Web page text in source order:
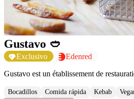
Gustavo 🥙
Exclusivo Edenred
Gustavo est un établissement de
Bocadillos Comida rápida Kebab